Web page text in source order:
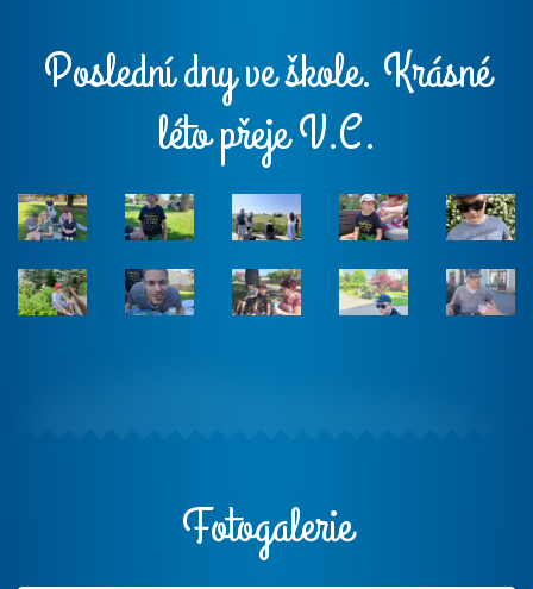
Poslední dny ve škole. Krásné
léto přeje V.C.
Fotogalerie